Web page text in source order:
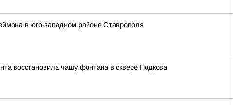
в юго-западном районе Ставрополя
восстановила чашу фонтана в сквере Подкова